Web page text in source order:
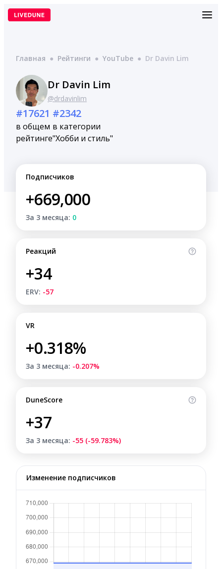
Перейти
Главная ● Рейтинги ● YouTube ● Dr Davin Lim
Dr Davin Lim
@drdavinlim
#17621
в общем
рейтинге
#2342
в категории
"Хобби и стиль"
Подписчиков
+669,000
За 3 месяца: 0
Реакций
+34
ERV: -57
VR
+0.318%
За 3 месяца: -0.207%
DuneScore
+37
За 3 месяца: -55 (-59.783%)
Изменение подписчиков